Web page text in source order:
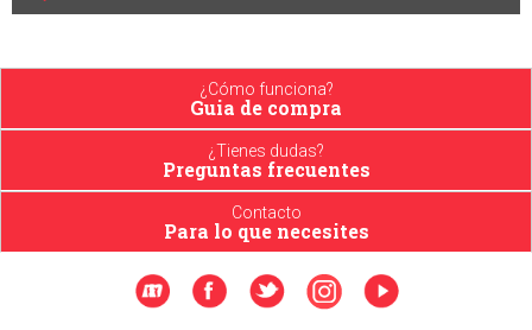
¿Cómo funciona?
Guia de compra
¿Tienes dudas?
Preguntas frecuentes
Contacto
Para lo que necesites